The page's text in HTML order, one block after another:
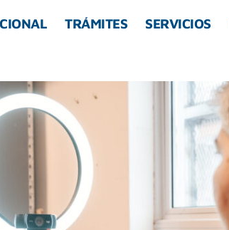
TRÁMITES SERVICIOS